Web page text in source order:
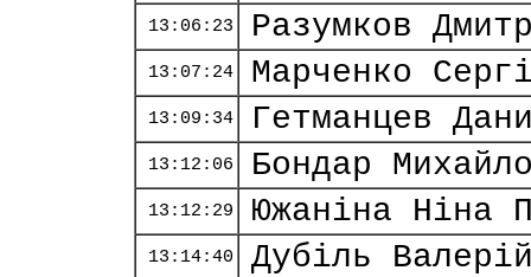
13:06:23 Разумков
13:07:24 Марченко
13:09:34 Гетманцев
13:12:06 Бондар
13:12:29 Южаніна Ніна
13:14:40 Дубіль